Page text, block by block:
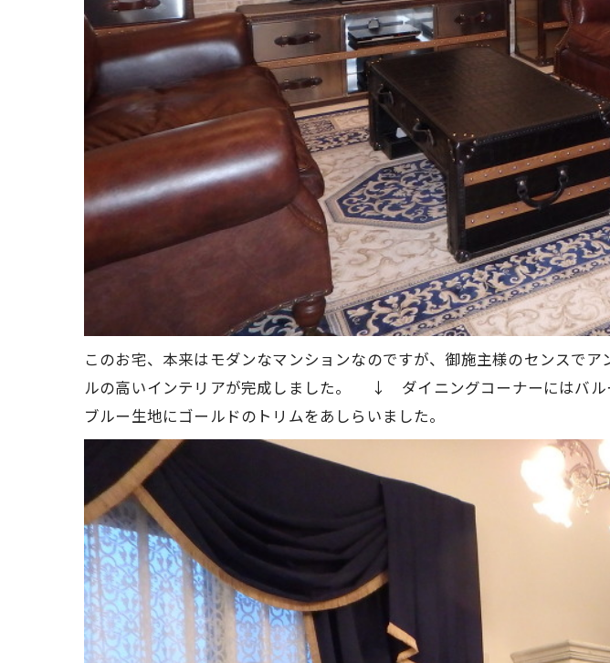
このお宅、本来はモダンなマンションなのですが、御施主様のセンスで
ルの高いインテリアが完成しました。
↓ ダイニングコーナーにはバル
ブルー生地にゴールドのトリムをあしらいました。